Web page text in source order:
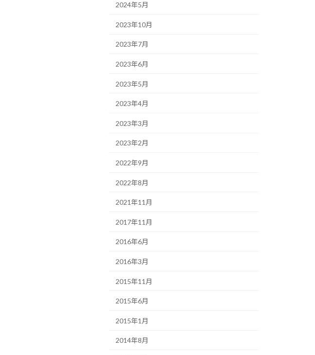
2024年5月
2023年10月
2023年7月
2023年6月
2023年5月
2023年4月
2023年3月
2023年2月
2022年9月
2022年8月
2021年11月
2017年11月
2016年6月
2016年3月
2015年11月
2015年6月
2015年1月
2014年8月